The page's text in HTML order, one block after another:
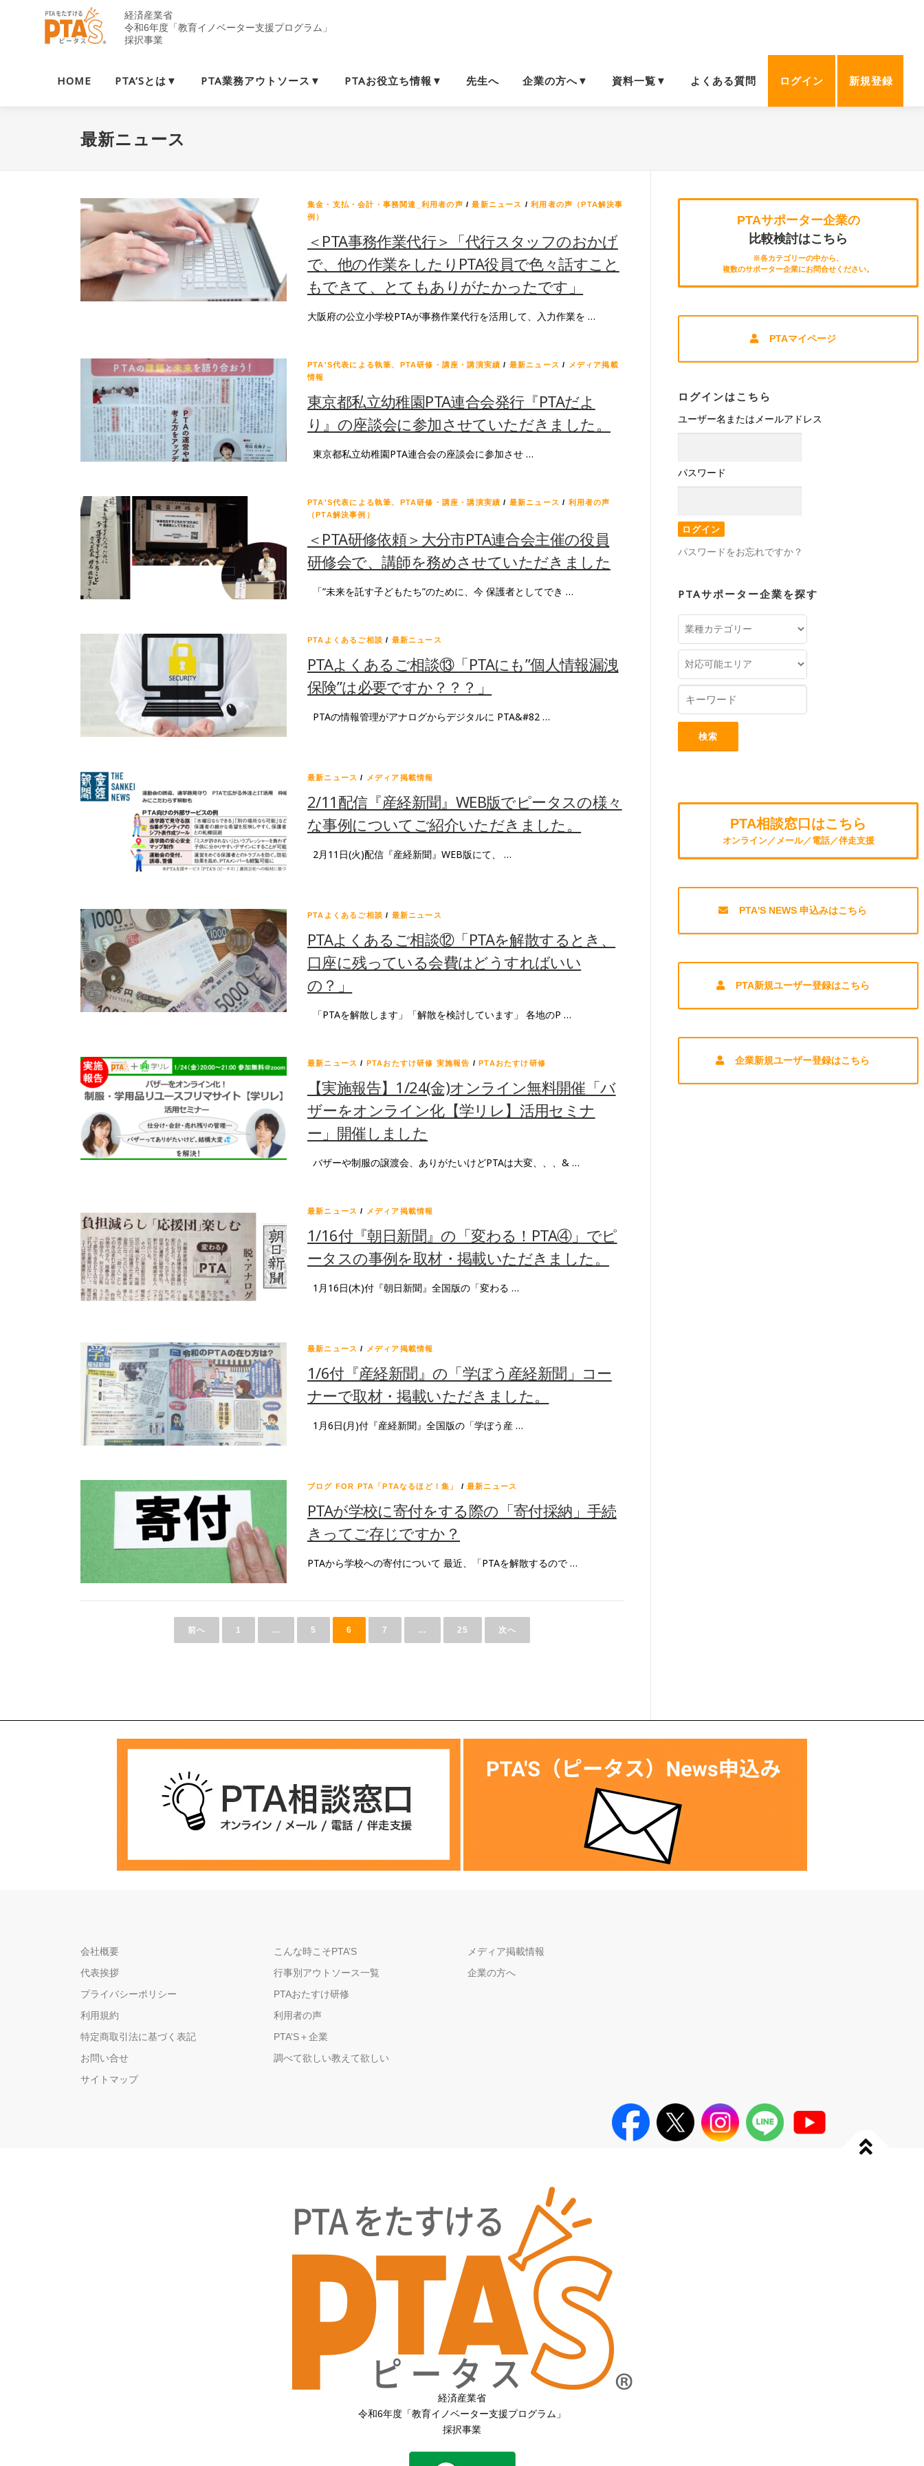
HOME PTA’Sとは▼ PTA業務アウトソース▼ PTAお役立ち情報▼ 先生へ 企業の方へ▼ 資料一覧▼ よくある質問 ログイン 新規登録
最新ニュース
集金・支払・会計・事務関連_利用者の声 /最新ニュース /利用者の声（PTA解決事
例）
＜PTA事務作業代行＞「代行スタッフのおかげ
で、他の作業をしたりPTA役員で色々話すこと
もできて、とてもありがたかったです」
大阪府の公立小学校PTAが事務作業代行を活用して、入力作業を …
PTA'S代表による執筆、PTA研修・講座・講演実績 / 最新ニュース /
メディア掲載
情報
東京都私立幼稚園PTA連合会発行『PTAだよ
り』の座談会に参加させていただきました。
東京都私立幼稚園PTA連合会の座談会に参加させ …
PTA'S代表による執筆、PTA研修・講座・講演実績 / 最新ニュース / 利用者の声
（PTA解決事例）
＜PTA研修依頼＞大分市PTA連合会主催の役員
研修会で、講師を務めさせていただきました
「”未来を託す子どもたち”のために、今 保護者としてでき …
PTAよくあるご相談 / 最新ニュース
PTAよくあるご相談⑬「PTAにも”個人情報漏洩
保険”は必要ですか？？？」
PTAの情報管理がアナログからデジタルに PTA&#82 …
最新ニュース / メディア掲載情報
2/11配信『産経新聞』WEB版でピータスの様々
な事例についてご紹介いただきました。
2月11日(火)配信『産経新聞』WEB版にて、 …
PTAよくあるご相談 / 最新ニュース
PTAよくあるご相談⑫「PTAを解散するとき、
口座に残っている会費はどうすればいい
の？」
「PTAを解散します」「解散を検討しています」 各地のP …
最新ニュース / PTAおたすけ研修 実施報告 /PTAおたすけ研修
【実施報告】1/24(金)オンライン無料開催「バ
ザーをオンライン化【学リレ】活用セミナ
ー」開催しました
バザーや制服の譲渡会、ありがたいけどPTAは大変、、、& …
最新ニュース / メディア掲載情報
1/16付『朝日新聞』の「変わる！PTA④」でピ
ータスの事例を取材・掲載いただきました。
1月16日(木)付『朝日新聞』全国版の「変わる …
最新ニュース / メディア掲載情報
1/6付『産経新聞』の「学ぼう産経新聞」コー
ナーで取材・掲載いただきました。
1月6日(月)付『産経新聞』全国版の「学ぼう産 …
ブログ FOR PTA「PTAなるほど！集」 /最新ニュース
PTAが学校に寄付をする際の「寄付採納」手続
きってご存じですか？
PTAから学校への寄付について 最近、「PTAを解散するので …
ー
前へ 1 … 5 6 7 … 25 次へ
PTAサポーター企業の
比較検討はこちら
※各カテゴリーの中から、
複数のサポーター企業にお問合せください。
PTAマイページ
ログインはこちら
ユーザー名またはメールアドレス
パスワード
パスワードをお忘れですか？
PTAサポーター企業を探す
PTA相談窓口はこちら
オンライン／メール／電話／伴走支援
PTA'S NEWS 申込みはこちら
PTA新規ユーザー登録はこちら
企業新規ユーザー登録はこちら
会社概要
代表挨拶
プライバシーポリシー
利用規約
特定商取引法に基づく表記
お問い合せ
サイトマップ
こんな時こそPTA’S
行事別アウトソース一覧
PTAおたすけ研修
利用者の声
PTA’S＋企業
調べて欲しい教えて欲しい
メディア掲載情報
企業の方へ
経済産業省
令和6年度「教育イノベーター支援プログラム」
採択事業